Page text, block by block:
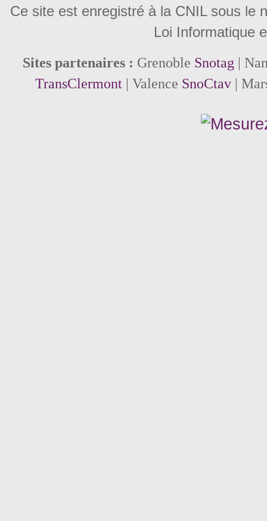
Ce site est enregistré à la CNIL sous le
Loi Informatique
Sites partenaires : Grenoble Snotag |
TransClermont| Valence SnoCtav|